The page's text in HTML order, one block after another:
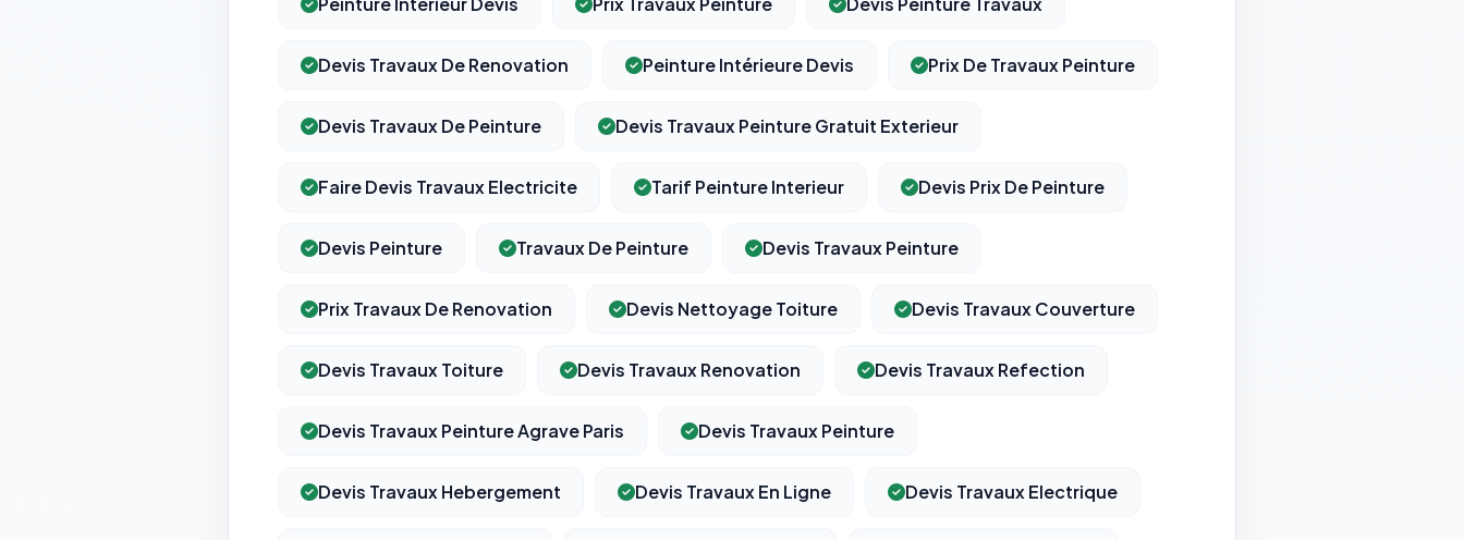
Devis Travaux De Renovation Peinture Intérieure Devis Prix De Travaux Peinture
Devis Travaux De Peinture Devis Travaux Peinture Gratuit Exterieur
Faire Devis Travaux Electricite Tarif Peinture Interieur Devis Prix De Peinture
Devis Peinture Travaux De Peinture Devis Travaux Peinture
Prix Travaux De Renovation Devis Nettoyage Toiture Devis Travaux Couverture
Devis Travaux Toiture Devis Travaux Renovation Devis Travaux Refection
Devis Travaux Peinture Agrave Paris Devis Travaux Peinture
Devis Travaux Hebergement Devis Travaux En Ligne Devis Travaux Electrique